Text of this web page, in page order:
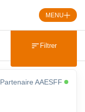
MENU
Filtrer
Partenaire AAESFF